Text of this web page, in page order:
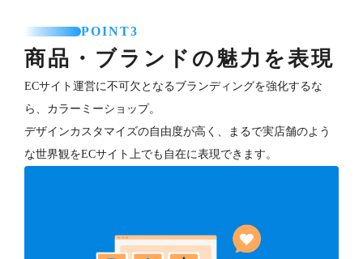
POINT3
商品・ブランドの魅力を表現
ECサイト運営に不可欠となるブランディングを強化するな
ら、カラーミーショップ。
デザインカスタマイズの自由度が高く、まるで実店舗のよう
な世界観をECサイト上でも自在に表現できます。